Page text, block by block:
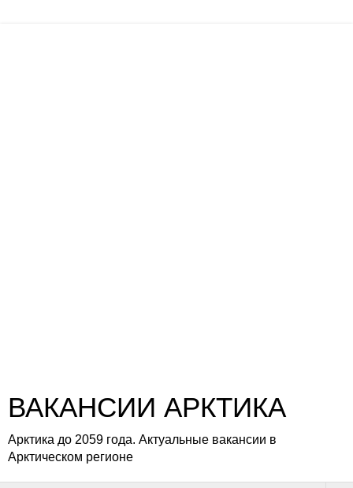
ВАКАНСИИ АРКТИКА
Арктика до 2059 года. Актуальные вакансии в
Арктическом регионе